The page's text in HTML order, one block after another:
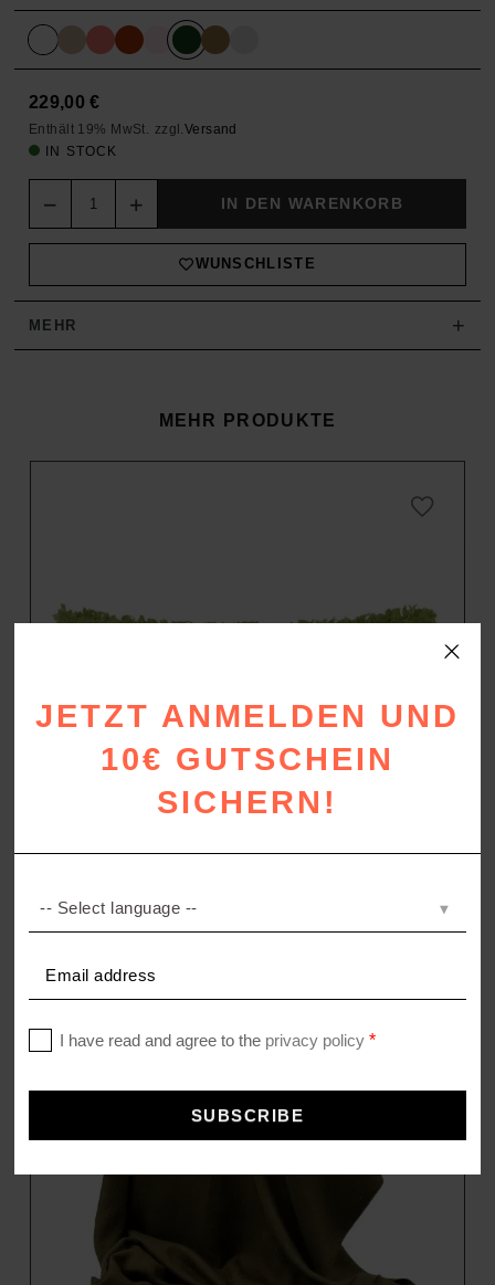
229,00€
Enthält 19% MwSt. zzgl. Versand
IN STOCK
IN DEN WARENKORB
WUNSCHLISTE
MEHR +
MEHR PRODUKTE
HONEYBEE
Kissenhülle aus Leinen
JETZT ANMELDEN UND
10€ GUTSCHEIN
SICHERN!